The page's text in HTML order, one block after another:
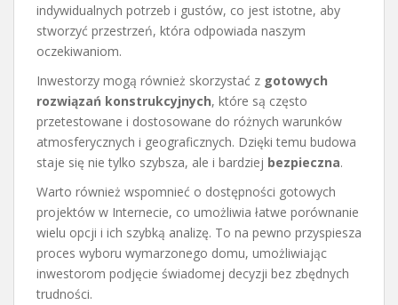
indywidualnych potrzeb i gustów, co jest istotne, aby
stworzyć przestrzeń, która odpowiada naszym
oczekiwaniom.
Inwestorzy mogą również skorzystać z gotowych
rozwiązań konstrukcyjnych, które są często
przetestowane i dostosowane do różnych warunków
atmosferycznych i geograficznych. Dzięki temu budowa
staje się nie tylko szybsza, ale i bardziej bezpieczna.
Warto również wspomnieć o dostępności gotowych
projektów w Internecie, co umożliwia łatwe porównanie
wielu opcji i ich szybką analizę. To na pewno przyspiesza
proces wyboru wymarzonego domu, umożliwiając
inwestorom podjęcie świadomej decyzji bez zbędnych
trudności.